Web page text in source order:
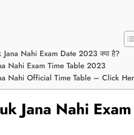
Jana Nahi Exam Date 2023 क्या है?
Nahi Exam Time Table 2023
Nahi Official Time Table – Click
Jana Nahi